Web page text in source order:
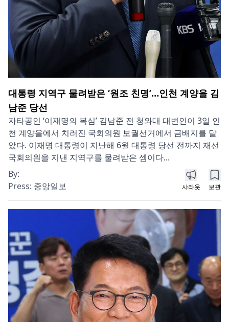
대통령 지역구 물려받은 ‘원조 친명’…인천 계양을 김
남준 당선
자타공인 ‘이재명의 복심’ 김남준 전 청와대 대변인이 3일 인
천 계양을에서 치러진 국회의원 보궐선거에서 금배지를 달
았다. 이재명 대통령이 지난해 6월 대통령 당선 전까지 재선
국회의원을 지낸 지역구를 물려받은 셈이다...
By:
Press: 중앙일보 샤라웃 보관